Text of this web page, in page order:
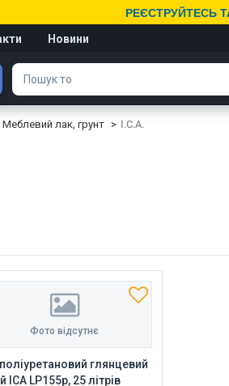
РЕЄСТРУЙТЕСЬ
Новини
Меблевий лак, грунт I.C.A.
Фото відсутнє
глянцевий
ICA LP155p, 25 літрів